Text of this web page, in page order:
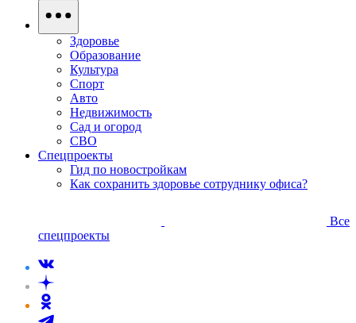
Здоровье
Образование
Культура
Спорт
Авто
Недвижимость
Сад и огород
СВО
Спецпроекты
Гид по новостройкам
Как сохранить здоровье сотруднику офиса?
Все
спецпроекты